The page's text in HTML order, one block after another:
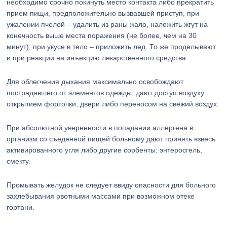
необходимо срочно покинуть место контакта либо прекратить
прием пищи, предположительно вызвавшей приступ, при
ужалении пчелой – удалить из раны жало, наложить жгут на
конечность выше места поражения (не более, чем на 30
минут), при укусе в тело – приложить лед. То же проделывают
и при реакции на инъекцию лекарственного средства.
Для облегчения дыхания максимально освобождают
пострадавшего от элементов одежды, дают доступ воздуху
открытием форточки, двери либо переносом на свежий воздух.
При абсолютной уверенности в попадании аллергена в
организм со съеденной пищей больному дают принять взвесь
активированного угля либо другие сорбенты: энтеросгель,
смекту.
Промывать желудок не следует ввиду опасности для больного
захлебывания рвотными массами при возможном отеке
гортани.